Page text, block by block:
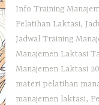
Info Training
Pelatihan Laktasi,
Jadwal Training
Manajemen Laktasi
Manajemen Laktasi
materi pelatihan
manajemen laktasi,